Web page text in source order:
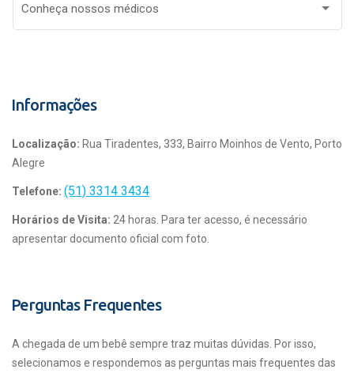
Conheça nossos médicos
Informações
Localização: Rua Tiradentes, 333, Bairro Moinhos de Vento, Porto
Alegre
Telefone: (51) 3314 3434
Horários de Visita: 24 horas. Para ter acesso, é necessário
apresentar documento oficial com foto.
Perguntas Frequentes
A chegada de um bebê sempre traz muitas dúvidas. Por isso,
selecionamos e respondemos as perguntas mais frequentes das